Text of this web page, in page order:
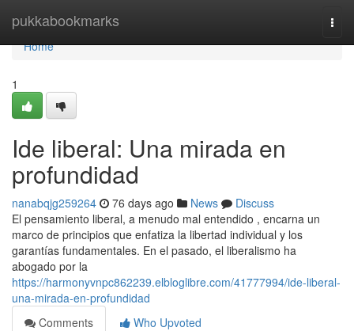
pukkabookmarks
Home
Home
1
Ide liberal: Una mirada en
profundidad
nanabqjg259264 76 days ago News
Discuss
El pensamiento liberal, a menudo mal entendido , encarna un
marco de principios que enfatiza la libertad individual y los
garantías fundamentales. En el pasado, el liberalismo ha
abogado por la
https://harmonyvnpc862239.elbloglibre.com/41777994/ide-liberal-
una-mirada-en-profundidad
Comments
Who Upvoted